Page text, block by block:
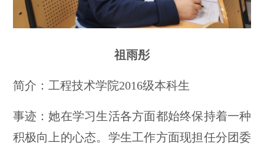
祖雨彤
简介：工程技术学院2016级本科生
事迹：她在学习生活各方面都始终保持着一种
积极向上的心态。学生工作方面现担任分团委